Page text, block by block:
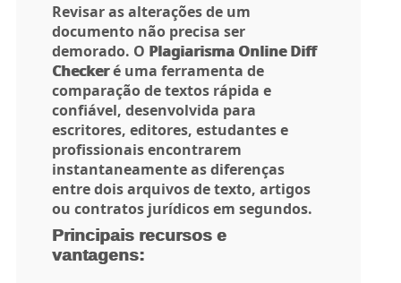
Revisar as alterações de um
documento não precisa ser
demorado. O Plagiarisma Online Diff
Checkeré uma ferramenta de
comparação de textos rápida e
confiável, desenvolvida para
escritores, editores, estudantes e
profissionais encontrarem
instantaneamente as diferenças
entre dois arquivos de texto, artigos
ou contratos jurídicos em segundos.
Principais recursos e
vantagens: